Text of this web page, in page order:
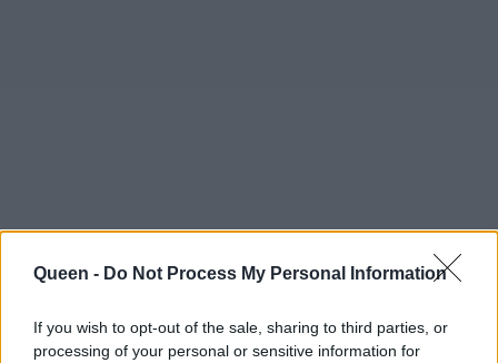
Queen - Do Not Process My Personal Information
If you wish to opt-out of the sale, sharing to third parties, or
processing of your personal or sensitive information for